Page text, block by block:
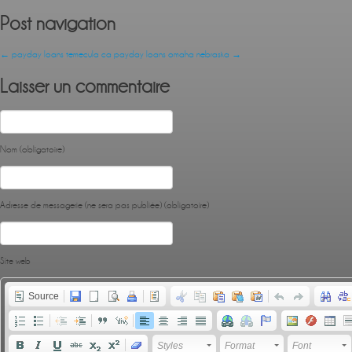
Post navigation
← payday loans temecula ca payday loans omaha nebraska →
Laisser un commentaire
Nom (obligatoire)
Adresse de messagerie (ne sera pas publiée) (obligatoire)
Site web
Source
Styles Format Font